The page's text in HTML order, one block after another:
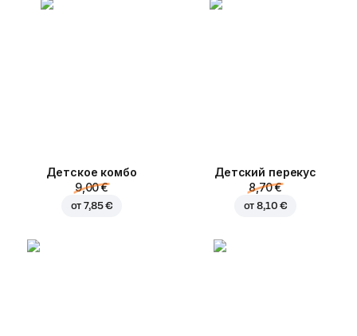
Детское комбо
9,00 €
от7,85 €
Детский перекус
8,70 €
от8,10 €